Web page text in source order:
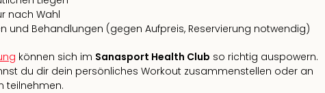
nach Wahl
und Behandlungen (gegen Aufpreis, Reservierung notwendig)
können sich im Sanasport Health Club so richtig auspowern.
du dir dein persönliches Workout zusammenstellen oder an
teilnehmen.